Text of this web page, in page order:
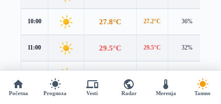
10:00 27.8°C 27.2°C 36%
11:00 29.5°C 29.5°C 32%
Početna Prognoza Vesti Radar Merenja Tamno